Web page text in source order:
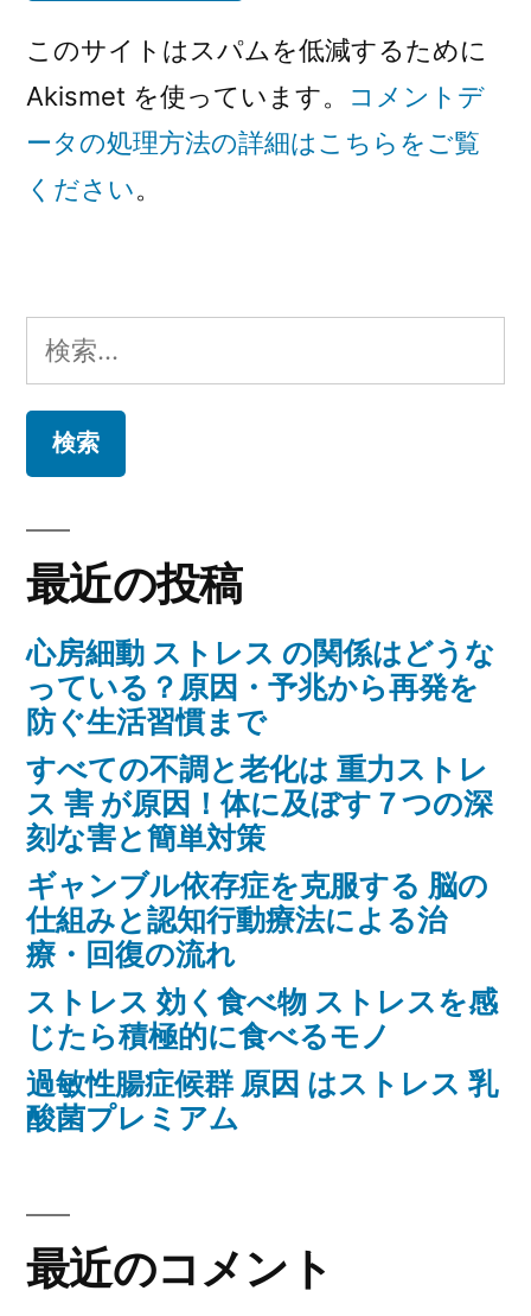
このサイトはスパムを低減するために
Akismet を使っています。
コメントデ
ータの処理方法の詳細はこちらをご覧
ください。
検
索:
最近の投稿
心房細動 ストレス の関係はどうな
っている？原因・予兆から再発を
防ぐ生活習慣まで
すべての不調と老化は 重力ストレ
ス 害 が原因！体に及ぼす７つの深
刻な害と簡単対策
ギャンブル依存症を克服する 脳の
仕組みと認知行動療法による治
療・回復の流れ
ストレス 効く食べ物 ストレスを感
じたら積極的に食べるモノ
過敏性腸症候群 原因 はストレス 乳
酸菌プレミアム
最近のコメント